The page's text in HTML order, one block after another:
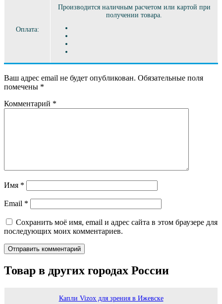
Оплата:
Производится наличным расчетом или картой при
получении товара.
Ваш адрес email не будет опубликован. Обязательные поля
помечены *
Комментарий *
Имя *
Email *
Сохранить моё имя, email и адрес сайта в этом браузере для
последующих моих комментариев.
Товар в других городах России
Капли Vizox для зрения в Ижевске